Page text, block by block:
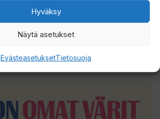
Hyväksy
Näytä asetukset
EvästeasetuksetTietosuoja